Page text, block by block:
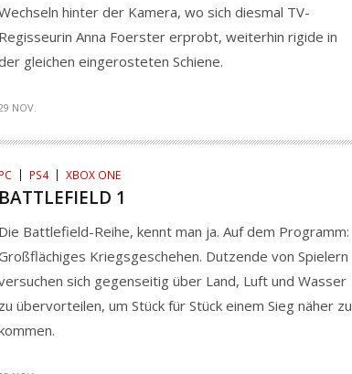
hinter der Kamera, wo sich diesmal TV-
Anna Foerster erprobt, weiterhin rigide in
gleichen eingerosteten Schiene.
NOV.
PS4 XBOX ONE
1
Battlefield-Reihe, kennt man ja. Auf dem Programm:
Kriegsgeschehen. Dutzende von Spielern
sich gegenseitig über Land, Luft und Wasser
übervorteilen, um Stück für Stück einem Sieg näher zu